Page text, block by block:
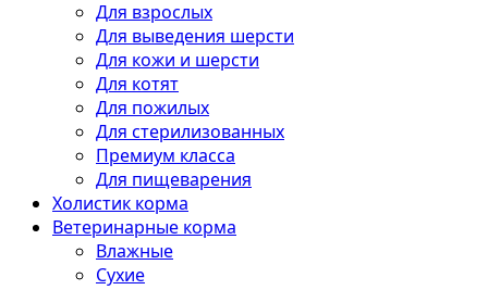
Для взрослых
Для выведения шерсти
Для кожи и шерсти
Для котят
Для пожилых
Для стерилизованных
Премиум класса
Для пищеварения
Холистик корма
Ветеринарные корма
Влажные
Сухие